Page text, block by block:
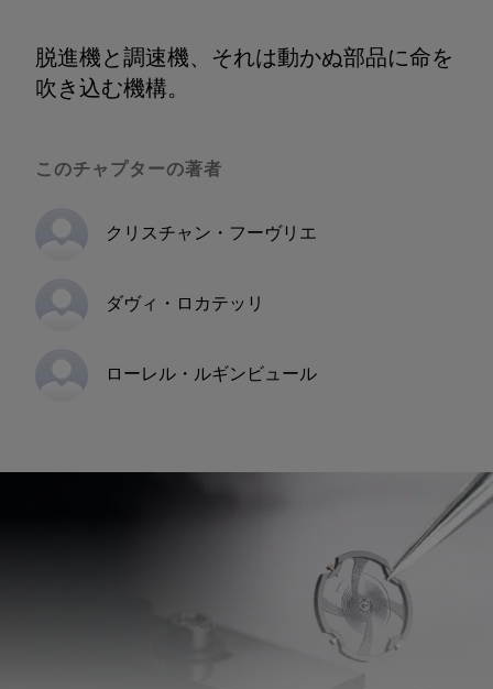
脱進機と調速機、それは動かぬ部品に命を
吹き込む機構。
このチャプターの著者
クリスチャン・フーヴリエ
ダヴィ・ロカテッリ
ローレル・ルギンビュール